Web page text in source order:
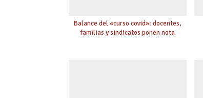
Balance del «curso covid»: docentes,
familias y sindicatos ponen nota